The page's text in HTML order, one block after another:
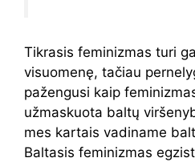
Tikrasis feminizmas turi
visuomenę, tačiau
pažengusi kaip
užmaskuota baltų
mes kartais vadiname
Baltasis feminizmas